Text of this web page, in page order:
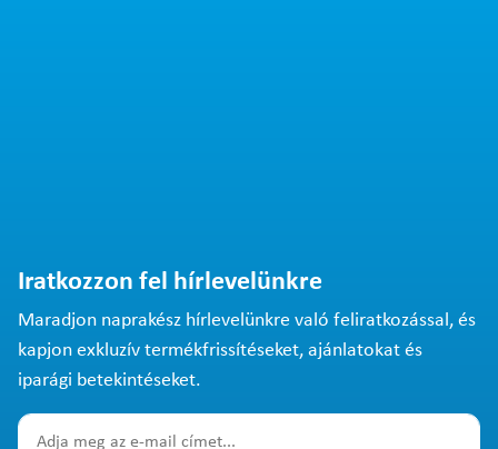
Iratkozzon fel hírlevelünkre
Maradjon naprakész hírlevelünkre való feliratkozással, és
kapjon exkluzív termékfrissítéseket, ajánlatokat és
iparági betekintéseket.